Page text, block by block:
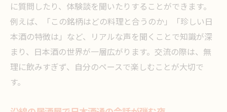
に質問したり、体験談を聞いたりすることができます。
例えば、「この銘柄はどの料理と合うのか」「珍しい日
本酒の特徴は」など、リアルな声を聞くことで知識が深
まり、日本酒の世界が一層広がります。交流の際は、無
理に飲みすぎず、自分のペースで楽しむことが大切で
す。